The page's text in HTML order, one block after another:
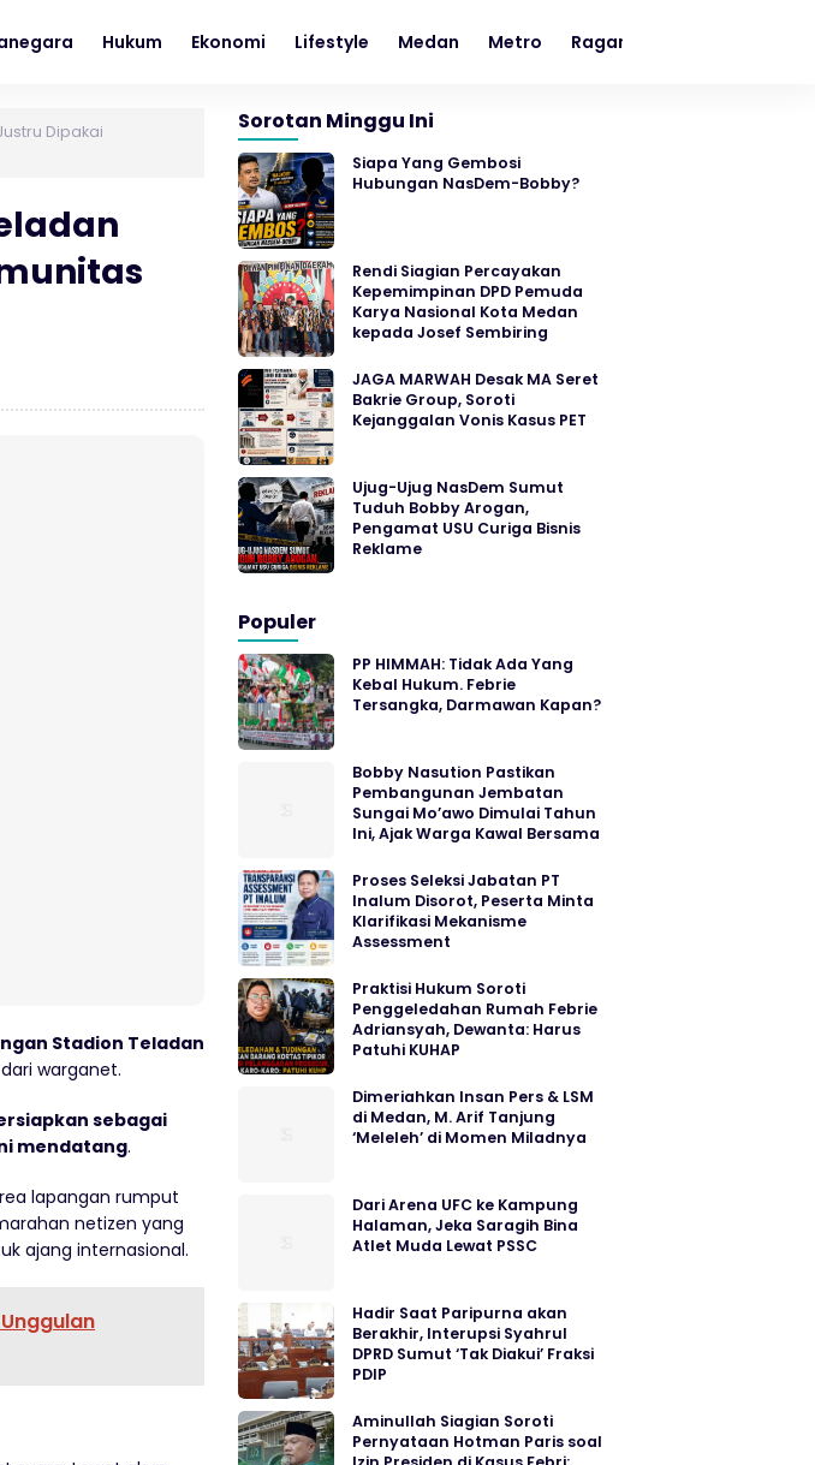
Hukum Ekonomi Lifestyle Medan Metro Ragam
Dipakai
Stadion Teladan
warganet.
sebagai
mendatang.
lapangan rumput
netizen yang
ajang internasional.
Sorotan Minggu Ini
Siapa Yang Gembosi
Hubungan NasDem-Bobby?
Rendi Siagian Percayakan
Kepemimpinan DPD Pemuda
Karya Nasional Kota Medan
kepada Josef Sembiring
JAGA MARWAH Desak MA Seret
Bakrie Group, Soroti
Kejanggalan Vonis Kasus PET
Ujug-Ujug NasDem Sumut
Tuduh Bobby Arogan,
Pengamat USU Curiga Bisnis
Reklame
Populer
PP HIMMAH: Tidak Ada Yang
Kebal Hukum. Febrie
Tersangka, Darmawan Kapan?
Bobby Nasution Pastikan
Pembangunan Jembatan
Sungai Mo’awo Dimulai Tahun
Ini, Ajak Warga Kawal Bersama
Proses Seleksi Jabatan PT
Inalum Disorot, Peserta Minta
Klarifikasi Mekanisme
Assessment
Praktisi Hukum Soroti
Penggeledahan Rumah Febrie
Adriansyah, Dewanta: Harus
Patuhi KUHAP
Dimeriahkan Insan Pers & LSM
di Medan, M. Arif Tanjung
‘Meleleh’ di Momen Miladnya
Dari Arena UFC ke Kampung
Halaman, Jeka Saragih Bina
Atlet Muda Lewat PSSC
Hadir Saat Paripurna akan
Berakhir, Interupsi Syahrul
DPRD Sumut ‘Tak Diakui’ Fraksi
PDIP
Aminullah Siagian Soroti
Pernyataan Hotman Paris soal